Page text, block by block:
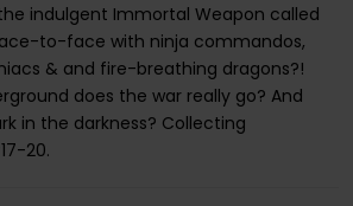
indulgent Immortal Weapon called
to-face with ninja commandos,
& and fire-breathing dragons?!
does the war really go? And
in the darkness? Collecting
20.